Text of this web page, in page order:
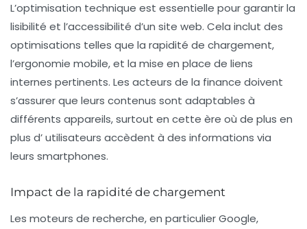
L’optimisation technique est essentielle pour garantir la
lisibilité et l’accessibilité d’un site web. Cela inclut des
optimisations telles que la rapidité de chargement,
l’ergonomie mobile, et la mise en place de liens
internes pertinents. Les acteurs de la finance doivent
s’assurer que leurs contenus sont adaptables à
différents appareils, surtout en cette ère où de plus en
plus d’ utilisateurs accèdent à des informations via
leurs smartphones.
Impact de la rapidité de chargement
Les moteurs de recherche, en particulier Google,